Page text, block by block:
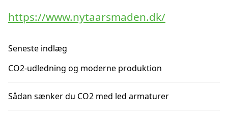
https://www.nytaarsmaden.dk/
Seneste indlæg
CO2-udledning og moderne produktion
Sådan sænker du CO2 med led armaturer